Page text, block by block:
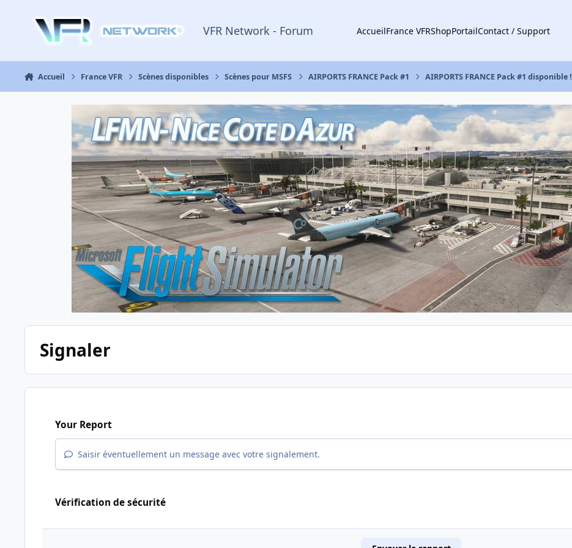
VFR Network - Forum AccueilFrance VFRShopPortailContact / Support
Accueil France VFR Scènes disponibles Scènes pour MSFS AIRPORTS FRANCE Pack #1 AIRPORTS FRANCE Pack #1 disponible !
Signaler
Your Report
Saisir éventuellement un message avec votre signalement.
Vérification de sécurité